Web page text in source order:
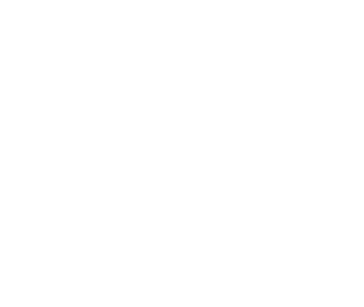
にご登録され
社の共同利用者
とをご了承くだ
はありません。
年1月12日よ